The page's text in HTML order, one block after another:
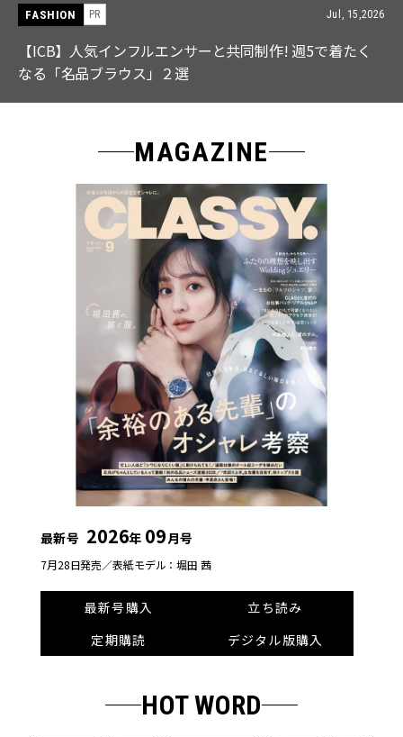
FASHION PR Jul, 15,2026
【ICB】人気インフルエンサーと共同制作! 週5で着たく
なる「名品ブラウス」２選
MAGAZINE
最新号 2026年 09月号
7月28日発売／表紙モデル：堀田 茜
最新号購入
立ち読み
定期購読
デジタル版購入
HOT WORD